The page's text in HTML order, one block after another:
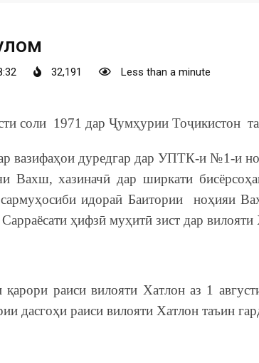
32,191 Less than a minute
соли 1971 дар Ҷумҳурии Тоҷикистон
вазифаҳои дуредгар дар УПТК-и №1-и
Вахш, хазиначӣ дар ширкати
идораӣ Баитории ноҳияи
ҳифзӣ муҳитӣ зист дар вилояти
қарори раиси вилояти Хатлон аз 1
дасгоҳи раиси вилояти Хатлон таъин